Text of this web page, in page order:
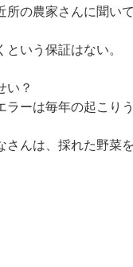
所の農家さんに聞い
いう保証はない。
い？
ーは毎年の起こり
さんは、採れた野菜